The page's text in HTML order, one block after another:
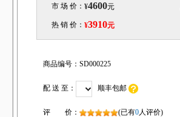
市 场 价： ¥4600元
热 销 价： ¥3910元
商品编号： SD000225
配 送 至： 顺丰包邮
评 价： (已有0人评价)